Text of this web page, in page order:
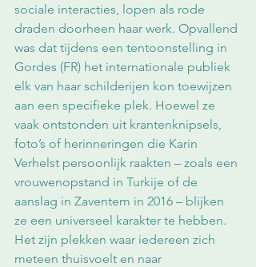
sociale interacties, lopen als rode
draden doorheen haar werk. Opvallend
was dat tijdens een tentoonstelling in
Gordes (FR) het internationale publiek
elk van haar schilderijen kon toewijzen
aan een specifieke plek. Hoewel ze
vaak ontstonden uit krantenknipsels,
foto’s of herinneringen die Karin
Verhelst persoonlijk raakten – zoals een
vrouwenopstand in Turkije of de
aanslag in Zaventem in 2016 – blijken
ze een universeel karakter te hebben.
Het zijn plekken waar iedereen zich
meteen thuisvoelt en naar